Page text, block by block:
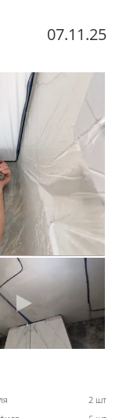
07.11.25
2 шт